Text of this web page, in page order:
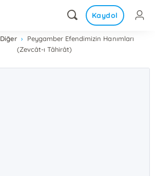
Kaydol
Diğer
Peygamber Efendimizin Hanımları
(Zevcât-ı Tâhirât)